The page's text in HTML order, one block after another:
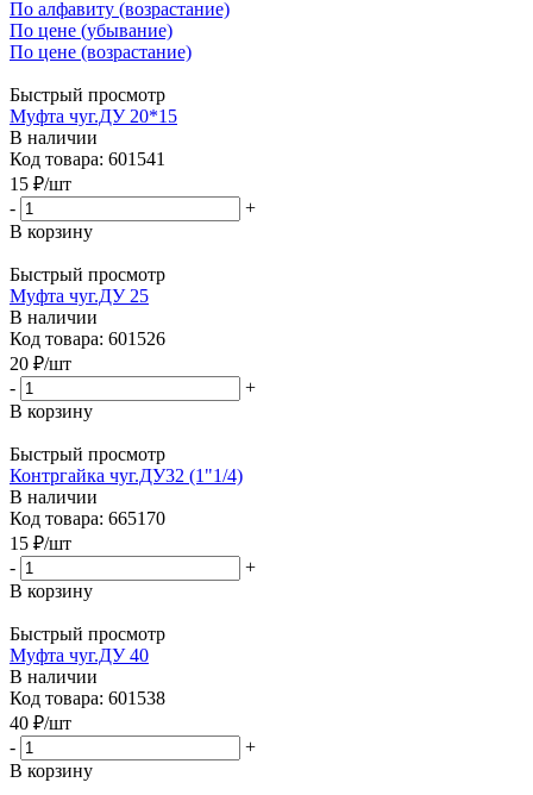
По алфавиту (возрастание)
По цене (убывание)
По цене (возрастание)
Быстрый просмотр
Муфта чуг.ДУ 20*15
В наличии
Код товара: 601541
15 ₽/шт
-
+
В корзину
Быстрый просмотр
Муфта чуг.ДУ 25
В наличии
Код товара: 601526
20 ₽/шт
-
+
В корзину
Быстрый просмотр
Контргайка чуг.ДУ32 (1"1/4)
В наличии
Код товара: 665170
15 ₽/шт
-
+
В корзину
Быстрый просмотр
Муфта чуг.ДУ 40
В наличии
Код товара: 601538
40 ₽/шт
-
+
В корзину